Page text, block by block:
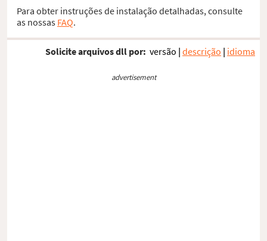
Para obter instruções de instalação detalhadas, consulte
as nossas FAQ.
Solicite arquivos dll por: versão | descrição | idioma
advertisement